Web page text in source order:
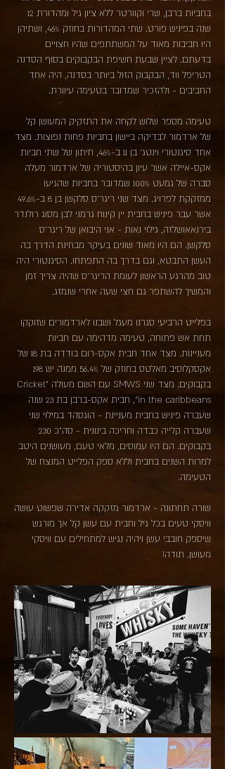
בחביות ברבן, שרי וקוורטר ללא ציון גיל ומהדורת 12
שנה בפיניש פורט. שתי המהדורות בחוזק 46%, ושתיהן
היו חביבות מאוד על המשתתפים שהיו חצויים
בדעתם. לציין שבעת חשיפת הבקבוקים בסוף הסדנה
הטריפל ווד, הבקבוק הזול ביותר בסדנה, היה אחד
החביבים - ולהזכיר שמדובר בטעימה עיוורת.
טעימה מספר שלוש לקחה את התזקיק המעושן קל
של ארדמור לבדיקה ביישון בחביות פחות נפוצות. מצד
אחד סיגנטורי וינטג' בן 11 ב-46%, חיתון של שתי חביות
אקס-איילה אשר עיון בהיסטוריה של ארדמור מעלה
סברה של גמעט 100% שמדובר בחביות שהגיעו
ממזקקת לפרויג. מצד שני ריגר'ס סלקשן בן 8 ב-49.6%
אשר עבר פיניש בחבית יין קינוח גרמני לבן מסוג רולנדר
בירנאאושלזה, גילוי נאות - אני היבואן של ריגר'ס
סלקשן. הם היו מאוד שונים בעיקר מבחינת הדרך בה
העשן התבטא, וגם בדרך בה התפתחו. הסיגנטורי היה
טוב מהרגע הראשון לעומת הריגר'ס שהיה צריך זמן
והמשיך להשתפר גם חצי שעה אחרי שנמזג.
בפלייט הרביעי סגרנו מעגל ושבנו לארדמורים שזוקקו
תחת אש פתוחה, טעימה מדהימה עם חביות
מעניינות. מצד אחד חבית אקס-רום בודדה בת 18 של
אקסקלוסיב מאלטס בחוזק של 56.4% ממנה יש 198
בקבוקים. מצד שני SMWS עם השם מעולה "Cricket
in the caribbeans", חבית אקס-ברבן בת 23 שנה
שעברה פיניש בחבית מעניינת - הוגסהד במילוי שני
שעברה קלייה כבדה וחריכה בינונית - סה"כ 230
בקבוקים. הם היו עמוסים, מלאי טעם, מעושנים היטב
למרות השנים בחבית וללא ספק הפלייט המנצח של
הטעימה.
שורה תחתונה - ארדמור מזקקה אדירה שפשוט עושה
וויסקי טעים בכל גיל וחבית עם עשן קל אך מורגש
שיספק חובבי עשן ויהיה נגיש למתחילים עם וויסקי
מעושן. תודה!